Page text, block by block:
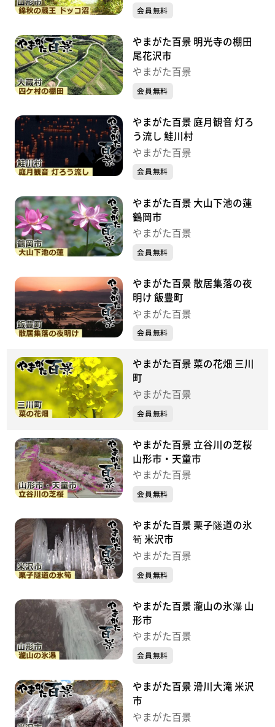
会員無料
やまがた百景 明光寺の棚田
尾花沢市
やまがた百景
会員無料
やまがた百景 庭月観音 灯ろ
う流し 鮭川村
やまがた百景
会員無料
やまがた百景 大山下池の蓮
鶴岡市
やまがた百景
会員無料
やまがた百景 散居集落の夜
明け 飯豊町
やまがた百景
会員無料
やまがた百景 菜の花畑 三川
町
やまがた百景
会員無料
やまがた百景 立谷川の芝桜
山形市・天童市
やまがた百景
会員無料
やまがた百景 栗子隧道の氷
筍 米沢市
やまがた百景
会員無料
やまがた百景 瀧山の氷瀑 山
形市
やまがた百景
会員無料
やまがた百景 滑川大滝 米沢
市
やまがた百景